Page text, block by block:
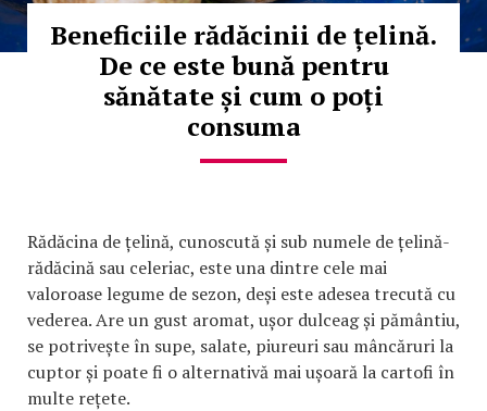
Beneficiile rădăcinii de țelină.
De ce este bună pentru
sănătate și cum o poți
consuma
Rădăcina de țelină, cunoscută și sub numele de țelină-
rădăcină sau celeriac, este una dintre cele mai
valoroase legume de sezon, deși este adesea trecută cu
vederea. Are un gust aromat, ușor dulceag și pământiu,
se potrivește în supe, salate, piureuri sau mâncăruri la
cuptor și poate fi o alternativă mai ușoară la cartofi în
multe rețete.